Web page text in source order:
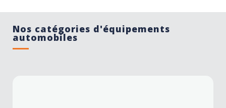
Nos catégories d'équipements
automobiles